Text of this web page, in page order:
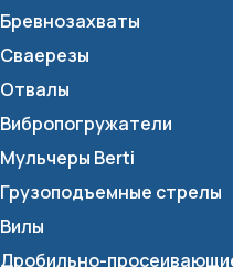
Бревнозахваты
Сваерезы
Отвалы
Вибропогружатели
Мульчеры Berti
Грузоподъемные стрелы
Вилы
Дробильно-